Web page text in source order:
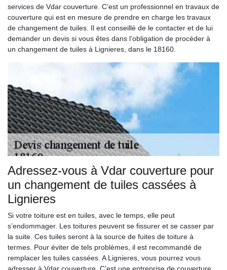
services de Vdar couverture. C’est un professionnel en travaux de
couverture qui est en mesure de prendre en charge les travaux
de changement de tuiles. Il est conseillé de le contacter et de lui
demander un devis si vous êtes dans l’obligation de procéder à
un changement de tuiles à Lignieres, dans le 18160.
Adressez-vous à Vdar couverture pour
un changement de tuiles cassées à
Lignieres
Si votre toiture est en tuiles, avec le temps, elle peut
s’endommager. Les toitures peuvent se fissurer et se casser par
la suite. Ces tuiles seront à la source de fuites de toiture à
termes. Pour éviter de tels problèmes, il est recommandé de
remplacer les tuiles cassées. A Lignieres, vous pourrez vous